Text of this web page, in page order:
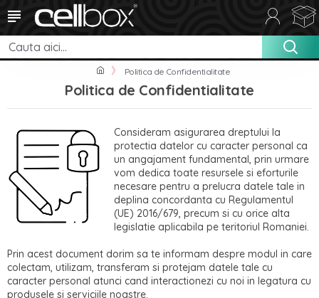
Politica de Confidentialitate
Politica de Confidentialitate
Consideram asigurarea dreptului la
protectia datelor cu caracter personal ca
un angajament fundamental, prin urmare
vom dedica toate resursele si eforturile
necesare pentru a prelucra datele tale in
deplina concordanta cu Regulamentul
(UE) 2016/679, precum si cu orice alta
legislatie aplicabila pe teritoriul Romaniei.
Prin acest document dorim sa te informam despre modul in care
colectam, utilizam, transferam si protejam datele tale cu
caracter personal atunci cand interactionezi cu noi in legatura cu
produsele si serviciile noastre.